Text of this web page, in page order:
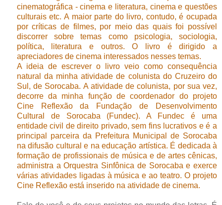
cinematográfica - cinema e literatura, cinema e questões
culturais etc. A maior parte do livro, contudo, é ocupada
por críticas de filmes, por meio das quais foi possível
discorrer sobre temas como psicologia, sociologia,
política, literatura e outros. O livro é dirigido a
apreciadores de cinema interessados nesses temas.
A ideia de escrever o livro veio como consequência
natural da minha atividade de colunista do Cruzeiro do
Sul, de Sorocaba. A atividade de colunista, por sua vez,
decorre da minha função de coordenador do projeto
Cine Reflexão da Fundação de Desenvolvimento
Cultural de Sorocaba (Fundec). A Fundec é uma
entidade civil de direito privado, sem fins lucrativos e é a
principal parceira da Prefeitura Municipal de Sorocaba
na difusão cultural e na educação artística. É dedicada à
formação de profissionais de música e de artes cênicas,
administra a Orquestra Sinfônica de Sorocaba e exerce
várias atividades ligadas à música e ao teatro. O projeto
Cine Reflexão está inserido na atividade de cinema.